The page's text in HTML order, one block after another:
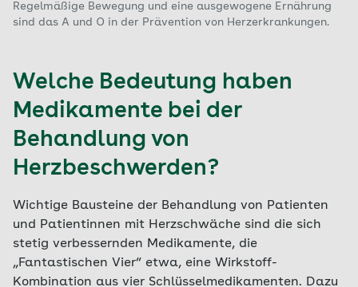
Regelmäßige Bewegung und eine ausgewogene Ernährung
sind das A und O in der Prävention von Herzerkrankungen.
Welche Bedeutung haben
Medikamente bei der
Behandlung von
Herzbeschwerden?
Wichtige Bausteine der Behandlung von Patienten
und Patientinnen mit Herzschwäche sind die sich
stetig verbessernden Medikamente, die
„Fantastischen Vier“ etwa, eine Wirkstoff-
Kombination aus vier Schlüsselmedikamenten. Dazu